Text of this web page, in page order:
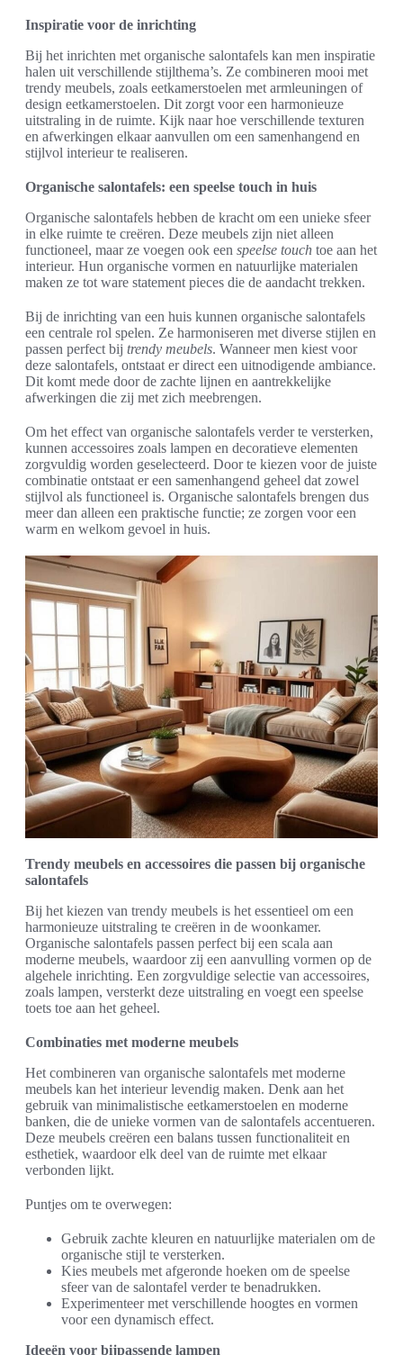
Inspiratie voor de inrichting
Bij het inrichten met organische salontafels kan men inspiratie
halen uit verschillende stijlthema’s. Ze combineren mooi met
trendy meubels, zoals eetkamerstoelen met armleuningen of
design eetkamerstoelen. Dit zorgt voor een harmonieuze
uitstraling in de ruimte. Kijk naar hoe verschillende texturen
en afwerkingen elkaar aanvullen om een samenhangend en
stijlvol interieur te realiseren.
Organische salontafels: een speelse touch in huis
Organische salontafels hebben de kracht om een unieke sfeer
in elke ruimte te creëren. Deze meubels zijn niet alleen
functioneel, maar ze voegen ook een speelse touch toe aan het
interieur. Hun organische vormen en natuurlijke materialen
maken ze tot ware statement pieces die de aandacht trekken.
Bij de inrichting van een huis kunnen organische salontafels
een centrale rol spelen. Ze harmoniseren met diverse stijlen en
passen perfect bij trendy meubels. Wanneer men kiest voor
deze salontafels, ontstaat er direct een uitnodigende ambiance.
Dit komt mede door de zachte lijnen en aantrekkelijke
afwerkingen die zij met zich meebrengen.
Om het effect van organische salontafels verder te versterken,
kunnen accessoires zoals lampen en decoratieve elementen
zorgvuldig worden geselecteerd. Door te kiezen voor de juiste
combinatie ontstaat er een samenhangend geheel dat zowel
stijlvol als functioneel is. Organische salontafels brengen dus
meer dan alleen een praktische functie; ze zorgen voor een
warm en welkom gevoel in huis.
Trendy meubels en accessoires die passen bij organische
salontafels
Bij het kiezen van trendy meubels is het essentieel om een
harmonieuze uitstraling te creëren in de woonkamer.
Organische salontafels passen perfect bij een scala aan
moderne meubels, waardoor zij een aanvulling vormen op de
algehele inrichting. Een zorgvuldige selectie van accessoires,
zoals lampen, versterkt deze uitstraling en voegt een speelse
toets toe aan het geheel.
Combinaties met moderne meubels
Het combineren van organische salontafels met moderne
meubels kan het interieur levendig maken. Denk aan het
gebruik van minimalistische eetkamerstoelen en moderne
banken, die de unieke vormen van de salontafels accentueren.
Deze meubels creëren een balans tussen functionaliteit en
esthetiek, waardoor elk deel van de ruimte met elkaar
verbonden lijkt.
Puntjes om te overwegen:
Gebruik zachte kleuren en natuurlijke materialen om de
organische stijl te versterken.
Kies meubels met afgeronde hoeken om de speelse
sfeer van de salontafel verder te benadrukken.
Experimenteer met verschillende hoogtes en vormen
voor een dynamisch effect.
Ideeën voor bijpassende lampen